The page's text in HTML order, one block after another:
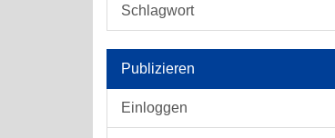
Schlagwort
Publizieren
Einloggen